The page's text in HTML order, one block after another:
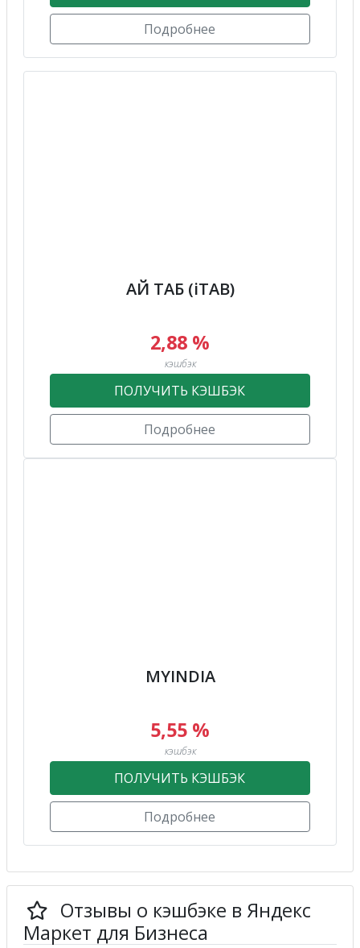
Подробнее
АЙ ТАБ (iTAB)
2,88 %
кэшбэк
ПОЛУЧИТЬ КЭШБЭК
Подробнее
MYINDIA
5,55 %
кэшбэк
ПОЛУЧИТЬ КЭШБЭК
Подробнее
Отзывы о кэшбэке в Яндекс
Маркет для Бизнеса